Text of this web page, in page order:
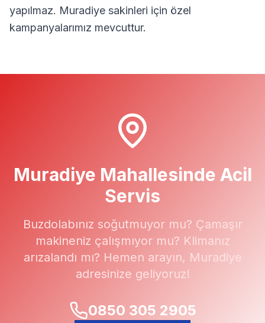
yapılmaz. Muradiye sakinleri için özel
kampanyalarımız mevcuttur.
Muradiye Mahallesinde Acil
Servis
Buzdolabınız soğutmuyor mu? Çamaşır
makineniz çalışmıyor mu? Klimanız
arızalandı mı? Hemen arayın, Muradiye
adresinize geliyoruz!
0850 305 2905